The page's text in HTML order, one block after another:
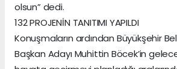
olsun” dedi.
132 PROJENİN TANITIMI YAPILDI
Konuşmaların ardından Büyükşehir
Başkan Adayı Muhittin Böcek’in